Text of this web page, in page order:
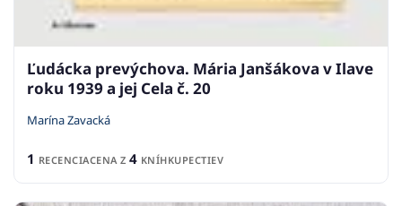
Ľudácka prevýchova. Mária Janšákova v Ilave
roku 1939 a jej Cela č. 20
Marína Zavacká
1 RECENCIACENA Z 4 KNÍHKUPECTIEV